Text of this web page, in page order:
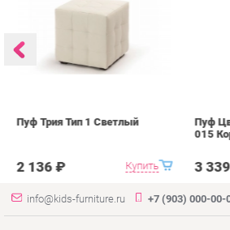
Купить
Пуф Трия Тип 1 Светлый
2 136 ₽
КАТАЛОГ
Диваны
Комоды
Кресла
ИНФОРМАЦИЯ
Контакты
Дизайн
Доставка и Оплата